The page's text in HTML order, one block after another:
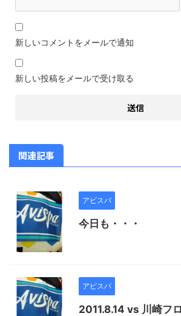
新しいコメントをメールで通知
新しい投稿をメールで受け取る
関連記事
アビスパ
今日も・・・
アビスパ
2011.8.14 vs 川崎フ